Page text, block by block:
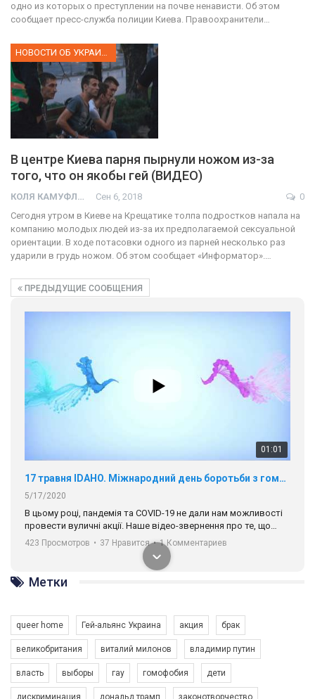
одно из которых о преступлении на почве ненависти. Об этом
сообщает пресс-служба полиции Киева. Правоохранители…
НОВОСТИ ОБ УКРАИНЕ
В центре Киева парня пырнули ножом из-за
того, что он якобы гей (ВИДЕО)
КОЛЯ КАМУФЛЯЖ Сен 6, 2018
0
Сегодня утром в Киеве на Крещатике толпа подростков напала на
компанию молодых людей из-за их предполагаемой сексуальной
ориентации. В ходе потасовки одного из парней несколько раз
ударили в грудь ножом. Об этом сообщает «Информатор».…
ПРЕДЫДУЩИЕ СООБЩЕНИЯ
01:01
17 травня IDAHO. Міжнародний день боротьби з гомофобією трансфобією і біфобія.
5/17/2020
В цьому році, пандемія та COVІD-19 не дали нам можливості
провести вуличні акції. Наше відео-звернення про те, що
навіть коли ми у різних містах та не можемо зустрінеться, ми
разом. Ми закликаємо всіх хто поділяє цінності рівності та
солідарності, приєднатися до нас. Регіональні підрозділи
ГАУ є в 16 областях України.
Разом наш голос лунає гучніше!
423 Просмотров • 37 Нравится • 1 Комментариев
Метки
queer home Гей-альянс Украина акция брак
великобритания виталий милонов владимир путин
власть выборы гау гомофобия дети
дискриминация дональд трамп законотворчество